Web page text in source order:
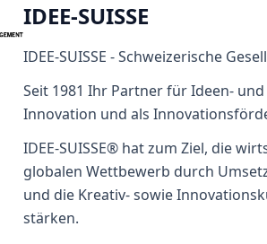
IDEE-SUISSE
IDEE-SUISSE - Schweizerische
Seit 1981 Ihr Partner für Ideen-
Innovation und als
IDEE-SUISSE® hat zum Ziel, die
globalen Wettbewerb durch
und die Kreativ- sowie
stärken.